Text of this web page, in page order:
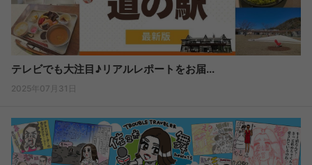
テレビでも大注目♪リアルレポートをお届...
2025年07月31日